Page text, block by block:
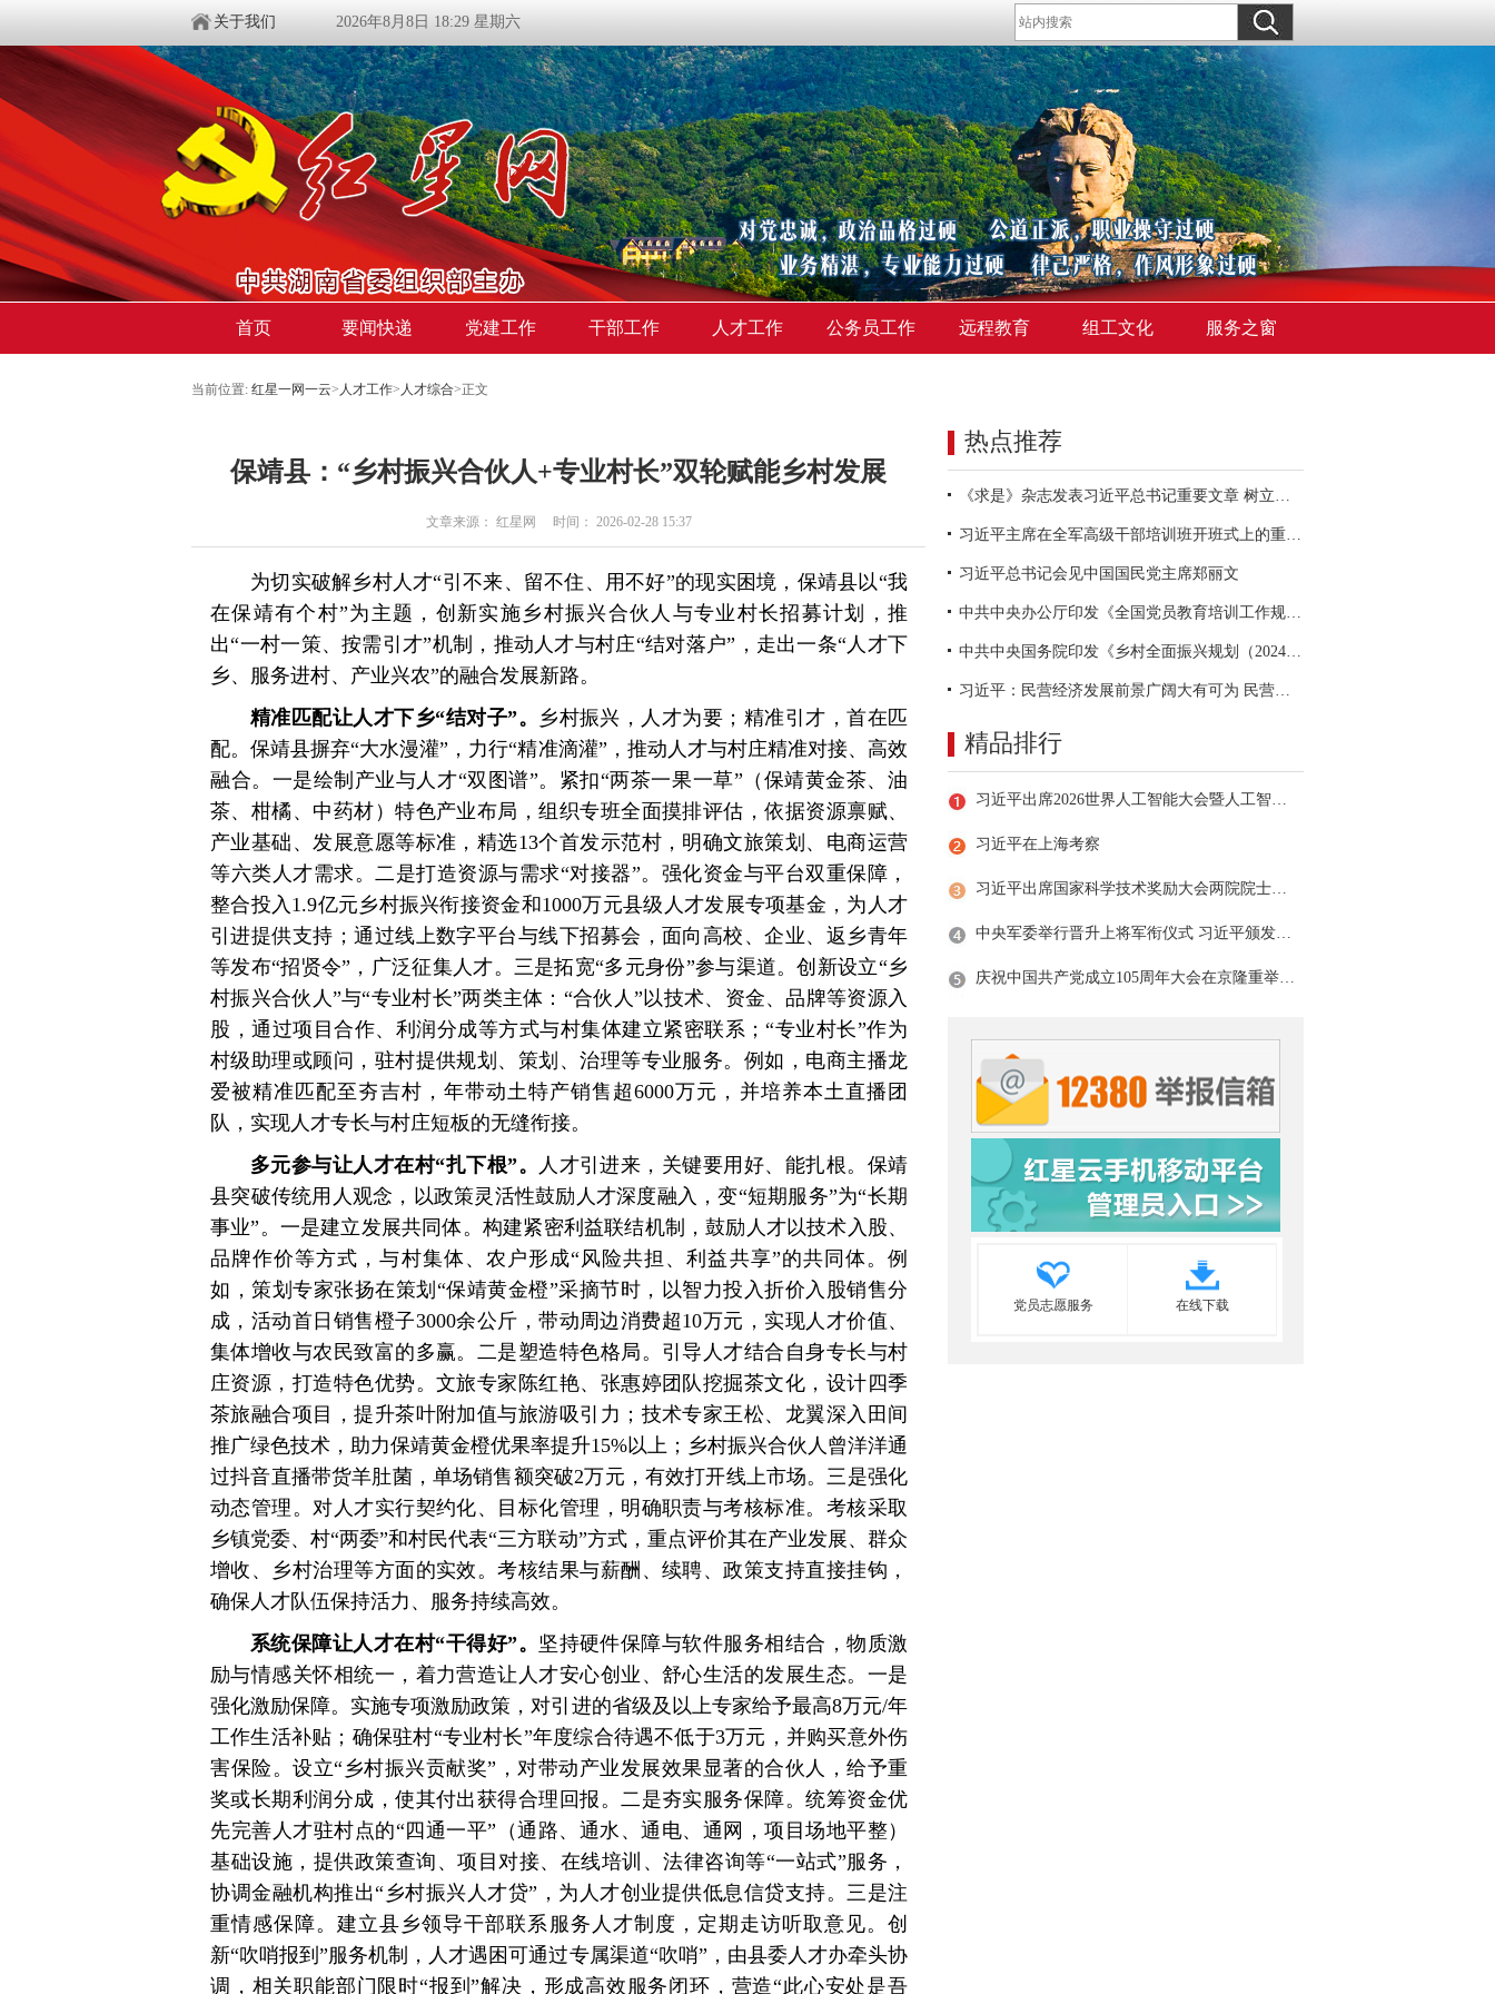
关于我们 2026年8月8日 18:29 星期六
首页 要闻快递 党建工作 干部工作 人才工作 公务员工作 远程教育 组工文化 服务之窗
当前位置: 红星一网一云> 人才工作> 人才综合>正文
保靖县：“乡村振兴合伙人+专业村长”双轮赋能乡村发展
文章来源： 红星网 时间： 2026-02-28 15:37
为切实破解乡村人才“引不来、留不住、用不好”的现实困境，保靖县以“我
在保靖有个村”为主题，创新实施乡村振兴合伙人与专业村长招募计划，推
出“一村一策、按需引才”机制，推动人才与村庄“结对落户”，走出一条“人才下
乡、服务进村、产业兴农”的融合发展新路。
精准匹配让人才下乡“结对子”。 乡村振兴，人才为要；精准引才，首在匹
配。保靖县摒弃“大水漫灌”，力行“精准滴灌”，推动人才与村庄精准对接、高效
融合。一是绘制产业与人才“双图谱”。紧扣“两茶一果一草”（保靖黄金茶、油
茶、柑橘、中药材）特色产业布局，组织专班全面摸排评估，依据资源禀赋、
产业基础、发展意愿等标准，精选13个首发示范村，明确文旅策划、电商运营
等六类人才需求。二是打造资源与需求“对接器”。强化资金与平台双重保障，
整合投入1.9亿元乡村振兴衔接资金和1000万元县级人才发展专项基金，为人才
引进提供支持；通过线上数字平台与线下招募会，面向高校、企业、返乡青年
等发布“招贤令”，广泛征集人才。三是拓宽“多元身份”参与渠道。创新设立“乡
村振兴合伙人”与“专业村长”两类主体：“合伙人”以技术、资金、品牌等资源入
股，通过项目合作、利润分成等方式与村集体建立紧密联系；“专业村长”作为
村级助理或顾问，驻村提供规划、策划、治理等专业服务。例如，电商主播龙
爱被精准匹配至夯吉村，年带动土特产销售超6000万元，并培养本土直播团
队，实现人才专长与村庄短板的无缝衔接。
多元参与让人才在村“扎下根”。
人才引进来，关键要用好、能扎根。保靖
县突破传统用人观念，以政策灵活性鼓励人才深度融入，变“短期服务”为“长期
事业”。一是建立发展共同体。构建紧密利益联结机制，鼓励人才以技术入股、
品牌作价等方式，与村集体、农户形成“风险共担、利益共享”的共同体。例
如，策划专家张扬在策划“保靖黄金橙”采摘节时，以智力投入折价入股销售分
成，活动首日销售橙子3000余公斤，带动周边消费超10万元，实现人才价值、
集体增收与农民致富的多赢。二是塑造特色格局。引导人才结合自身专长与村
庄资源，打造特色优势。文旅专家陈红艳、张惠婷团队挖掘茶文化，设计四季
茶旅融合项目，提升茶叶附加值与旅游吸引力；技术专家王松、龙翼深入田间
推广绿色技术，助力保靖黄金橙优果率提升15%以上；乡村振兴合伙人曾洋洋通
过抖音直播带货羊肚菌，单场销售额突破2万元，有效打开线上市场。三是强化
动态管理。对人才实行契约化、目标化管理，明确职责与考核标准。考核采取
乡镇党委、村“两委”和村民代表“三方联动”方式，重点评价其在产业发展、群众
增收、乡村治理等方面的实效。考核结果与薪酬、续聘、政策支持直接挂钩，
确保人才队伍保持活力、服务持续高效。
系统保障让人才在村“干得好”。 坚持硬件保障与软件服务相结合，物质激
励与情感关怀相统一，着力营造让人才安心创业、舒心生活的发展生态。一是
强化激励保障。实施专项激励政策，对引进的省级及以上专家给予最高8万元/年
工作生活补贴；确保驻村“专业村长”年度综合待遇不低于3万元，并购买意外伤
害保险。设立“乡村振兴贡献奖”，对带动产业发展效果显著的合伙人，给予重
奖或长期利润分成，使其付出获得合理回报。二是夯实服务保障。统筹资金优
先完善人才驻村点的“四通一平”（通路、通水、通电、通网，项目场地平整）
基础设施，提供政策查询、项目对接、在线培训、法律咨询等“一站式”服务，
协调金融机构推出“乡村振兴人才贷”，为人才创业提供低息信贷支持。三是注
重情感保障。建立县乡领导干部联系服务人才制度，定期走访听取意见。创
新“吹哨报到”服务机制，人才遇困可通过专属渠道“吹哨”，由县委人才办牵头协
调，相关职能部门限时“报到”解决，形成高效服务闭环，营造“此心安处是吾
热点推荐
《求是》杂志发表习近平总书记重要文章 树立和践行正确政绩观
习近平主席在全军高级干部培训班开班式上的重要讲话引领全军开展思想整风、深化政治整训
习近平总书记会见中国国民党主席郑丽文
中共中央办公厅印发《全国党员教育培训工作规划（2024－2028年）》
中共中央国务院印发《乡村全面振兴规划（2024—2027年）》
习近平：民营经济发展前景广阔大有可为 民营企业和民营企业家大显身手正当其时
精品排行
习近平出席2026世界人工智能大会暨人工智能全球治理高级别会议开幕式并发表主旨讲话
习近平在上海考察
习近平出席国家科学技术奖励大会两院院士大会中国科协第十一次全国代表大会并发表重要讲话
中央军委举行晋升上将军衔仪式 习近平颁发命令状并向晋衔的军官表示祝贺
庆祝中国共产党成立105周年大会在京隆重举行 习近平发表重要讲话
党员志愿服务 在线下载